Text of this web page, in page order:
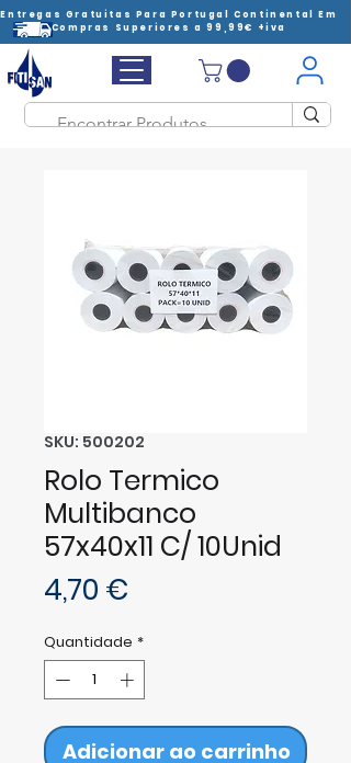
Entregas Gratuitas Para Portugal Continental Em
Compras Superiores a 99,99€ +iva
SKU: 500202
Rolo Termico
Multibanco
57x40x11 C/ 10Unid
4,70 €
Quantidade *
Adicionar ao carrinho